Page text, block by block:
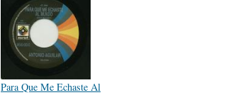
Para Que Me Echaste Al